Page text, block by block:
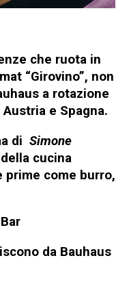
che ruota in
“Girovino”, non
a rotazione
e Spagna.
di Simone
cucina
come burro,
da Bauhaus